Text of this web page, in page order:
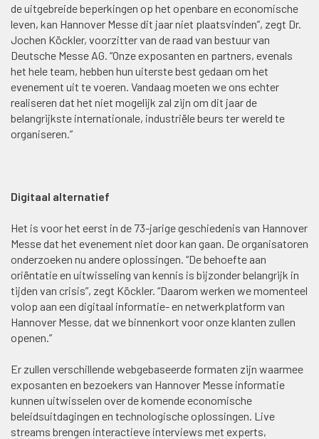
de uitgebreide beperkingen op het openbare en economische
leven, kan Hannover Messe dit jaar niet plaatsvinden”, zegt Dr.
Jochen Köckler, voorzitter van de raad van bestuur van
Deutsche Messe AG. “Onze exposanten en partners, evenals
het hele team, hebben hun uiterste best gedaan om het
evenement uit te voeren. Vandaag moeten we ons echter
realiseren dat het niet mogelijk zal zijn om dit jaar de
belangrijkste internationale, industriële beurs ter wereld te
organiseren.”
Digitaal alternatief
Het is voor het eerst in de 73-jarige geschiedenis van Hannover
Messe dat het evenement niet door kan gaan. De organisatoren
onderzoeken nu andere oplossingen. “De behoefte aan
oriëntatie en uitwisseling van kennis is bijzonder belangrijk in
tijden van crisis”, zegt Köckler. “Daarom werken we momenteel
volop aan een digitaal informatie- en netwerkplatform van
Hannover Messe, dat we binnenkort voor onze klanten zullen
openen.”
Er zullen verschillende webgebaseerde formaten zijn waarmee
exposanten en bezoekers van Hannover Messe informatie
kunnen uitwisselen over de komende economische
beleidsuitdagingen en technologische oplossingen. Live
streams brengen interactieve interviews met experts,